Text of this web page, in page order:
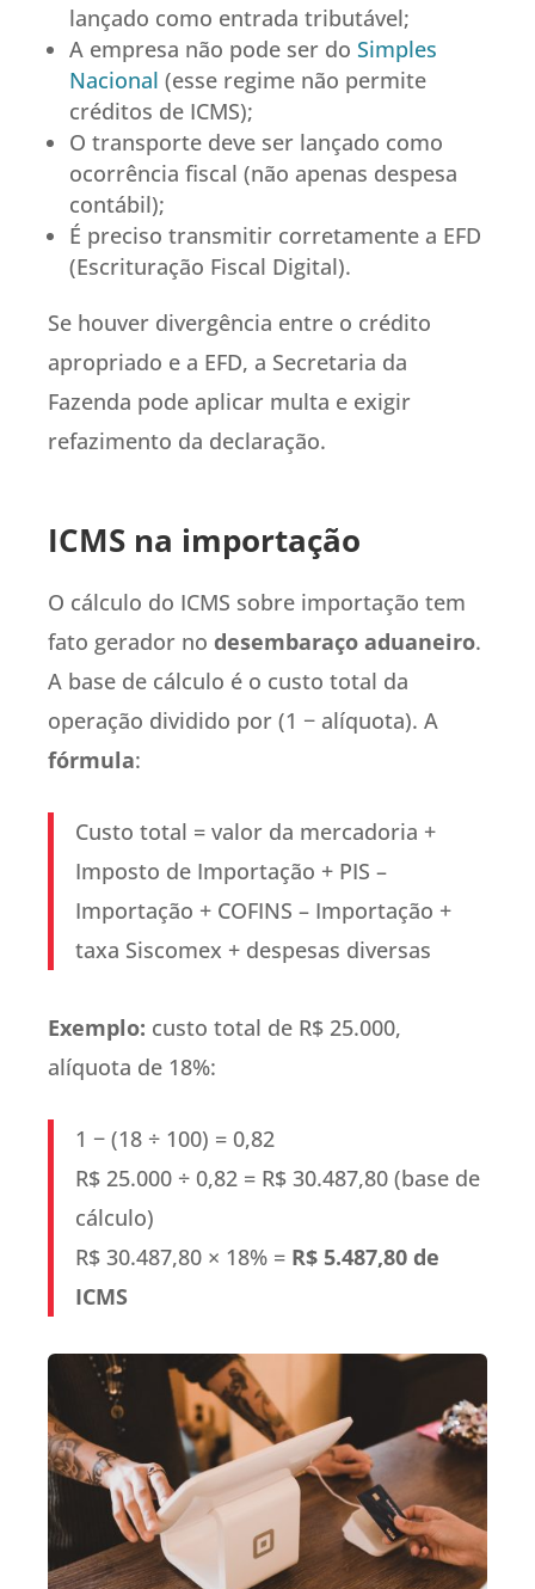
lançado como entrada tributável;
A empresa não pode ser do Simples
Nacional (esse regime não permite
créditos de ICMS);
O transporte deve ser lançado como
ocorrência fiscal (não apenas despesa
contábil);
É preciso transmitir corretamente a EFD
(Escrituração Fiscal Digital).
Se houver divergência entre o crédito
apropriado e a EFD, a Secretaria da
Fazenda pode aplicar multa e exigir
refazimento da declaração.
ICMS na importação
O cálculo do ICMS sobre importação tem
fato gerador no desembaraço aduaneiro.
A base de cálculo é o custo total da
operação dividido por (1 − alíquota). A
fórmula:
Custo total = valor da mercadoria +
Imposto de Importação + PIS –
Importação + COFINS – Importação +
taxa Siscomex + despesas diversas
Exemplo: custo total de R$ 25.000,
alíquota de 18%:
1 − (18 ÷ 100) = 0,82
R$ 25.000 ÷ 0,82 = R$ 30.487,80 (base de
cálculo)
R$ 30.487,80 × 18% = R$ 5.487,80 de
ICMS